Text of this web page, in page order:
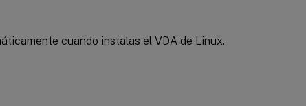
cuando instalas el VDA de Linux.